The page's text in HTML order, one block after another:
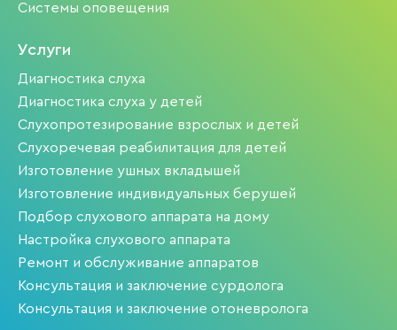
Системы оповещения
Услуги
Диагностика слуха
Диагностика слуха у детей
Слухопротезирование взрослых и детей
Слухоречевая реабилитация для детей
Изготовление ушных вкладышей
Изготовление индивидуальных берушей
Подбор слухового аппарата на дому
Настройка слухового аппарата
Ремонт и обслуживание аппаратов
Консультация и заключение сурдолога
Консультация и заключение отоневролога